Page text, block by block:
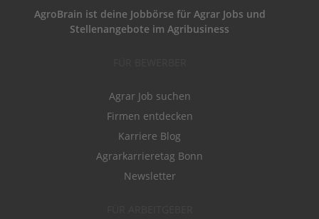
AgroBrain ist deine Jobbörse für Agrar Jobs und
Stellenangebote im Agribusiness
Agrar Job suchen
Firmen entdecken
Karriere Blog
Agrarkarrieretag Bonn
Newsletter